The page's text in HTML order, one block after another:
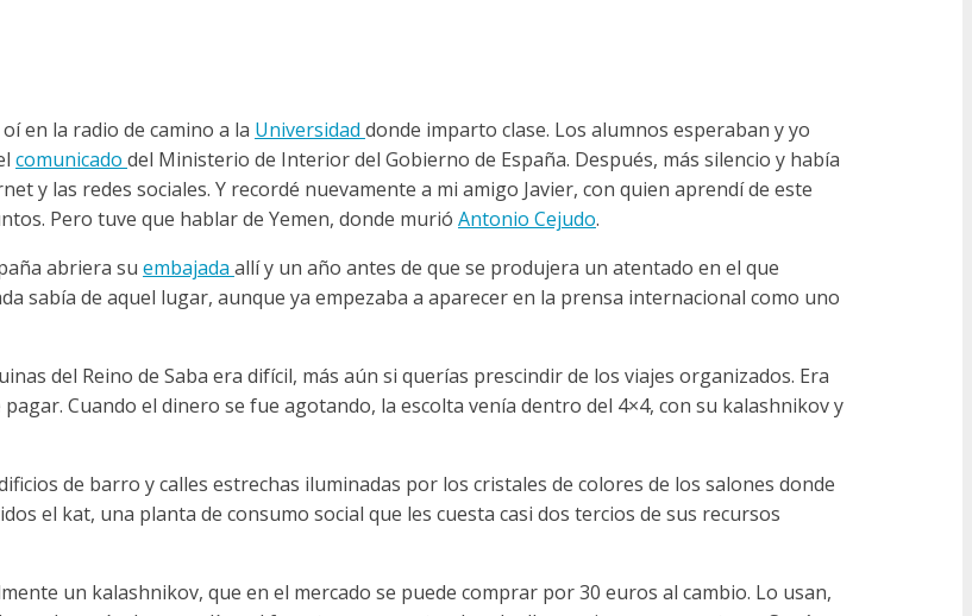
en la radio de camino a la Universidad donde imparto clase. Los alumnos esperaban y yo
comunicado del Ministerio de Interior del Gobierno de España. Después, más silencio y había
y las redes sociales. Y recordé nuevamente a mi amigo Javier, con quien aprendí de este
Pero tuve que hablar de Yemen, donde murió Antonio Cejudo.
abriera su embajada allí y un año antes de que se produjera un atentado en el que
sabía de aquel lugar, aunque ya empezaba a aparecer en la prensa internacional como uno
del Reino de Saba era difícil, más aún si querías prescindir de los viajes organizados. Era
Cuando el dinero se fue agotando, la escolta venía dentro del 4×4, con su kalashnikov y
de barro y calles estrechas iluminadas por los cristales de colores de los salones donde
el kat, una planta de consumo social que les cuesta casi dos tercios de sus recursos
un kalashnikov, que en el mercado se puede comprar por 30 euros al cambio. Lo usan,